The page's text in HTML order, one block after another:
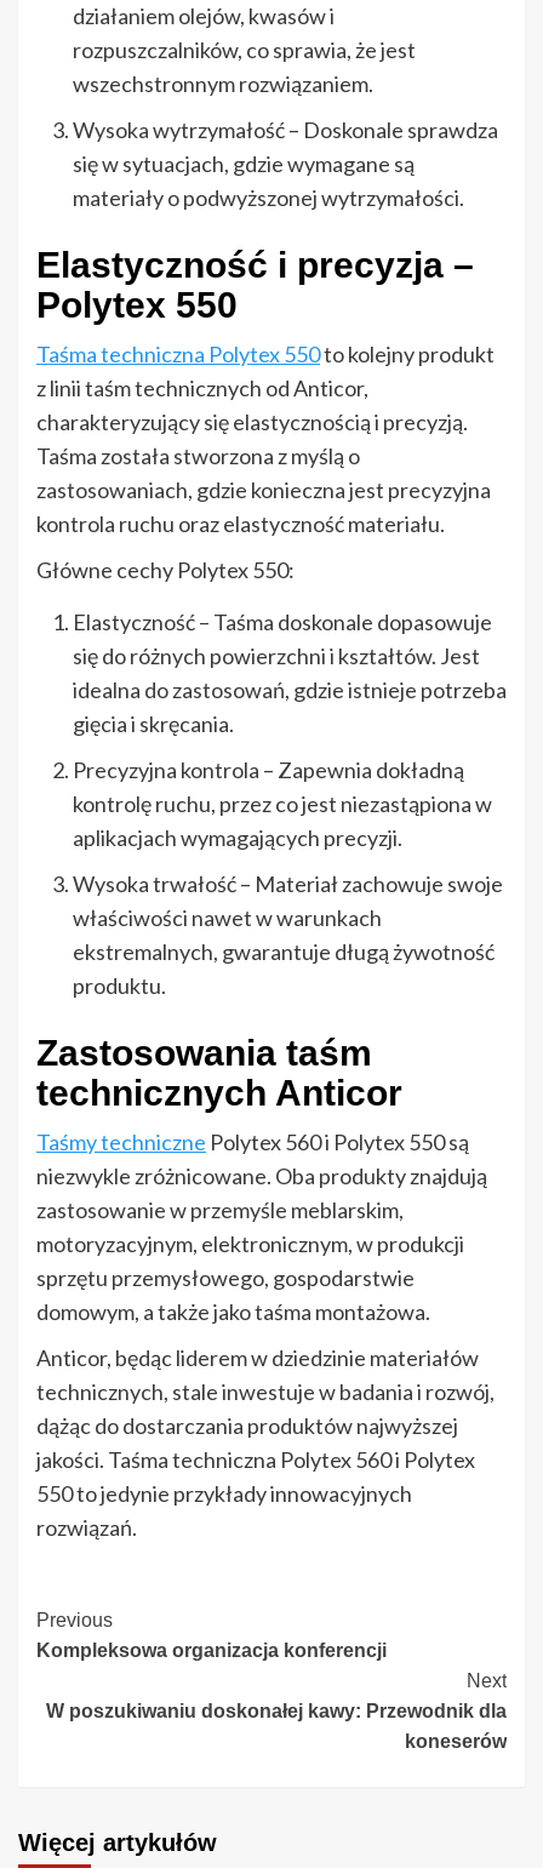
działaniem olejów, kwasów i
rozpuszczalników, co sprawia, że jest
wszechstronnym rozwiązaniem.
Wysoka wytrzymałość – Doskonale sprawdza
się w sytuacjach, gdzie wymagane są
materiały o podwyższonej wytrzymałości.
Elastyczność i precyzja –
Polytex 550
Taśma techniczna Polytex 550to kolejny produkt
z linii taśm technicznych od Anticor,
charakteryzujący się elastycznością i precyzją.
Taśma została stworzona z myślą o
zastosowaniach, gdzie konieczna jest precyzyjna
kontrola ruchu oraz elastyczność materiału.
Główne cechy Polytex 550:
Elastyczność – Taśma doskonale dopasowuje
się do różnych powierzchni i kształtów. Jest
idealna do zastosowań, gdzie istnieje potrzeba
gięcia i skręcania.
Precyzyjna kontrola – Zapewnia dokładną
kontrolę ruchu, przez co jest niezastąpiona w
aplikacjach wymagających precyzji.
Wysoka trwałość – Materiał zachowuje swoje
właściwości nawet w warunkach
ekstremalnych, gwarantuje długą żywotność
produktu.
Zastosowania taśm
technicznych Anticor
Taśmy techniczne Polytex 560 i Polytex 550 są
niezwykle zróżnicowane. Oba produkty znajdują
zastosowanie wprzemyśle meblarskim,
motoryzacyjnym, elektronicznym, w produkcji
sprzętu przemysłowego, gospodarstwie
domowym, a także jakotaśma montażowa.
Anticor, będąc liderem w dziedzinie materiałów
technicznych, stale inwestuje w badania i rozwój,
dążąc do dostarczania produktów najwyższej
jakości. Taśma techniczna Polytex 560 i Polytex
550 to jedynie przykłady innowacyjnych
rozwiązań.
Continue
Reading
Previous
Kompleksowa organizacja konferencji
Next
W poszukiwaniu doskonałej kawy: Przewodnik dla
koneserów
Więcej artykułów